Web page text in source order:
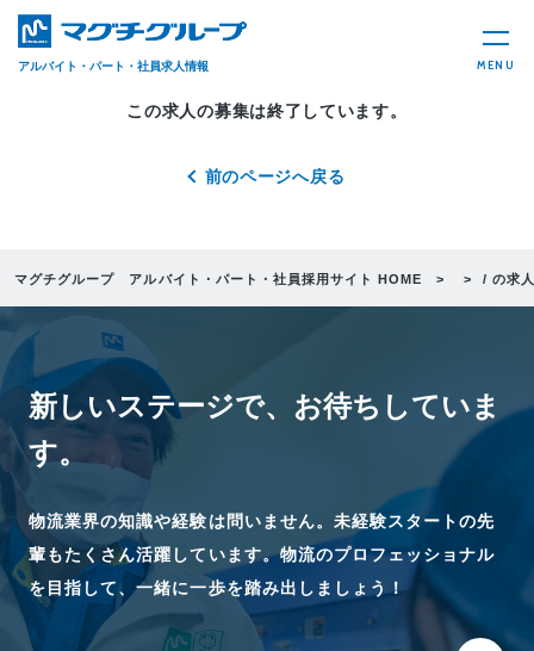
アルバイト・パート・社員求人情報 MENU
この求人の募集は終了しています。
前のページへ戻る
マグチグループ アルバイト・パート・社員採用サイト HOME / の求
新しいステージで、 お待ちしていま
す。
物流業界の知識や経験は問いません。未経験スタートの先
輩もたくさん活躍しています。物流のプロフェッショナル
を目指して、一緒に一歩を踏み出しましょう！